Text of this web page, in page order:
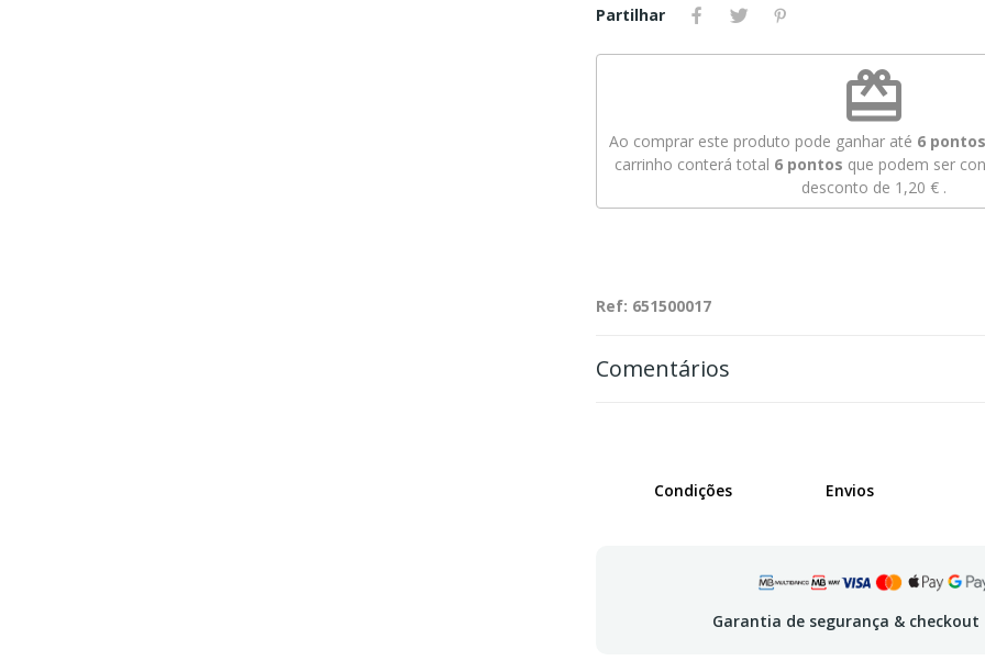
Partilhar
redeem
Ao comprar este produto pode ganhar até 6
carrinho conterá total 6pontos que podem ser
desconto de 1,20 € .
Ref: 651500017
Comentários
Condições Envios
Garantia de segurança & checkout